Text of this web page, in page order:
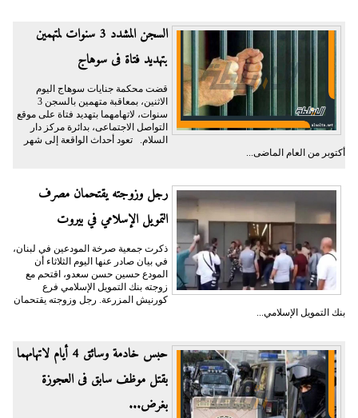
السجن المشدد 3 سنوات لمتهمين
بتهديد فتاة فى سوهاج
قضت محكمة جنايات سوهاج اليوم
الاثنين، بمعاقبة متهمين بالسجن 3
سنوات، لاتهامهما بتهديد فتاة على موقع
التواصل الاجتماعى، بدائرة مركز دار
السلام. تعود أحداث الواقعة إلى شهر
أكتوبر من العام الماضى...
رجل وزوجته يقتحمان مصرف
التمويل الإسلامي في بيروت
ذكرت جمعية صرخة المودعين في لبنان،
في بيان صادر عنها اليوم الثلاثاء أن
المودع حسين حسن سعدو، اقتحم مع
زوجته بنك التمويل الإسلامي فرع
كورنيش المزرعة. رجل وزوجته يقتحمان
بنك التمويل الإسلامي...
حبس خادمة وسائق 4 أيام لاتهامهما
بقتل موظف سابق فى العجوزة
بغرض...